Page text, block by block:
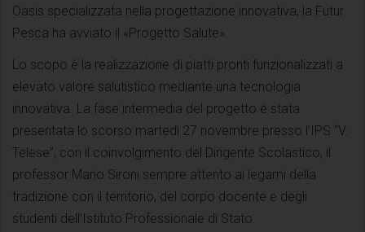
Oasis specializzata nella progettazione innovativa, la Futur
Pesca ha avviato il «Progetto Salute».
Lo scopo è la realizzazione di piatti pronti funzionalizzati a
elevato valore salutistico mediante una tecnologia
innovativa. La fase intermedia del progetto è stata
presentata lo scorso martedì 27 novembre presso l’IPS “V.
Telese”, con il coinvolgimento del Dirigente Scolastico, il
professor Mario Sironi sempre attento ai legami della
tradizione con il territorio, del corpo docente e degli
studenti dell’Istituto Professionale di Stato.